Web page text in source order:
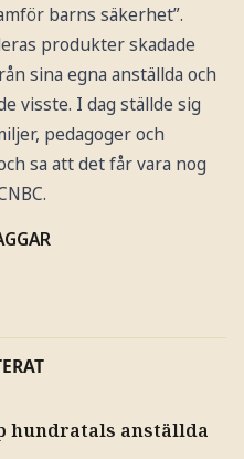
barns säkerhet”.
produkter skadade
sina egna anställda och
visste. I dag ställde sig
pedagoger och
sa att det får vara nog
hundratals anställda